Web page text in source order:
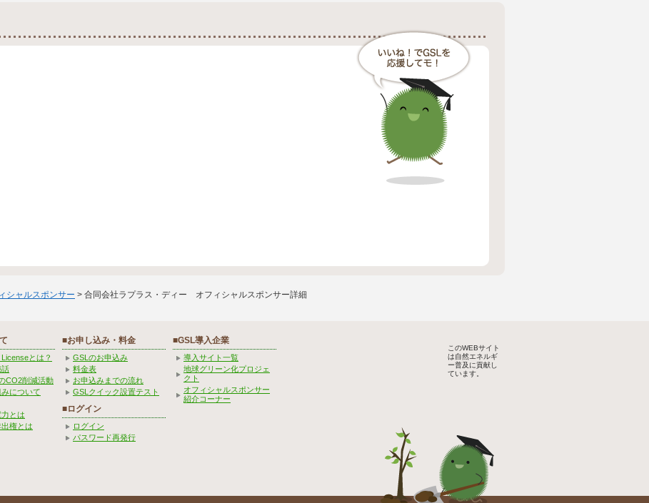
シャルスポンサー > 合同会社ラプラス・ディー オフィシャルスポンサー詳細
とは？
話
CO2削減活動
について
とは
権とは
■お申し込み・料金
GSLのお申込み
料金表
お申込みまでの流れ
GSLクイック設置テスト
■ログイン
ログイン
パスワード再発行
■GSL導入企業
導入サイト一覧
地球グリーン化プロジェ
クト
オフィシャルスポンサー
紹介コーナー
このWEBサイト
は自然エネルギ
ー普及に貢献し
ています。